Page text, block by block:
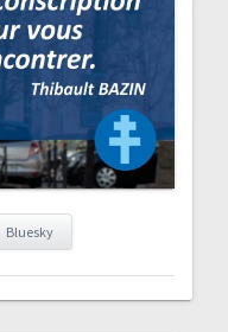
Bluesky